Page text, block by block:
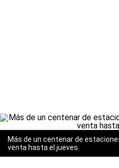
Más de un centenar de
venta hasta el jueves